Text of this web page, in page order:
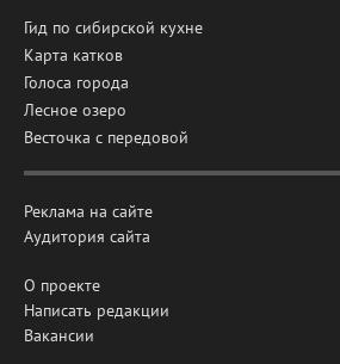
Гид по сибирской кухне
Карта катков
Голоса города
Лесное озеро
Весточка с передовой
Реклама на сайте
Аудитория сайта
О проекте
Написать редакции
Вакансии